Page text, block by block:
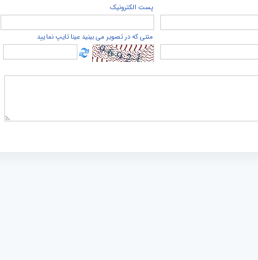
پست الكترونيک
متنی که در تصویر می بینید عینا تایپ نمایید